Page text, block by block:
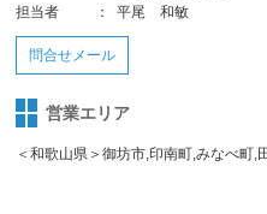
担当者
： 平尾 和敏
問合せメール
営業エリア
＜和歌山県＞御坊市,印南町,みなべ町,